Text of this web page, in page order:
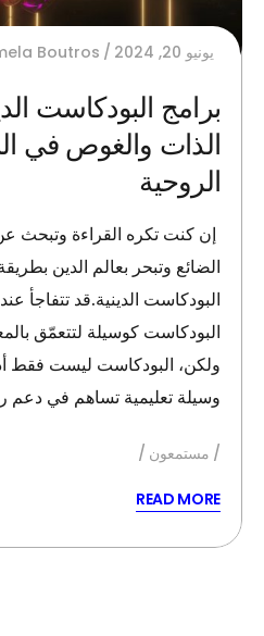
يونيو 20, 2024 Boutros
برامج البودكاست
الذات والغوص في
الروحية
إن كنت تكره القراءة وتبحث
الضائع وتبحر بعالم الدين
البودكاست الدينية.قد تتفاجأ
البودكاست كوسيلة لتتعمّق
ولكن، البودكاست ليست فقط
وسيلة تعليمية تساهم في دعم
مستمعون
READ MORE